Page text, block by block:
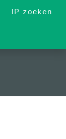
IP zoeken